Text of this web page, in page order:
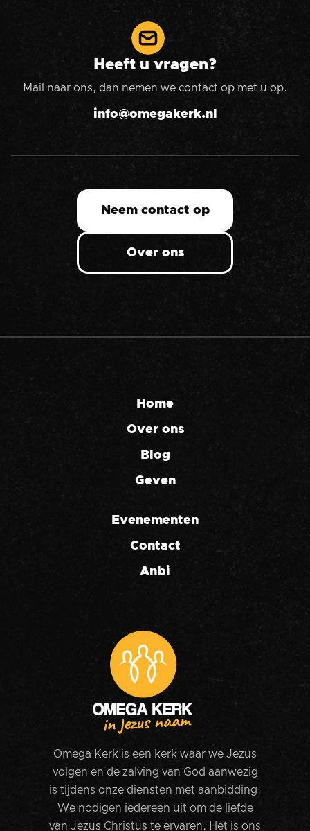
Heeft u vragen?
Mail naar ons, dan nemen we contact op met u op.
info@omegakerk.nl
Neem contact op
Over ons
Home
Over ons
Blog
Geven
Evenementen
Contact
Anbi
Omega Kerk is een kerk waar we Jezus
volgen en de zalving van God aanwezig
is tijdens onze diensten met aanbidding.
We nodigen iedereen uit om de liefde
van Jezus Christus te ervaren. Het is ons